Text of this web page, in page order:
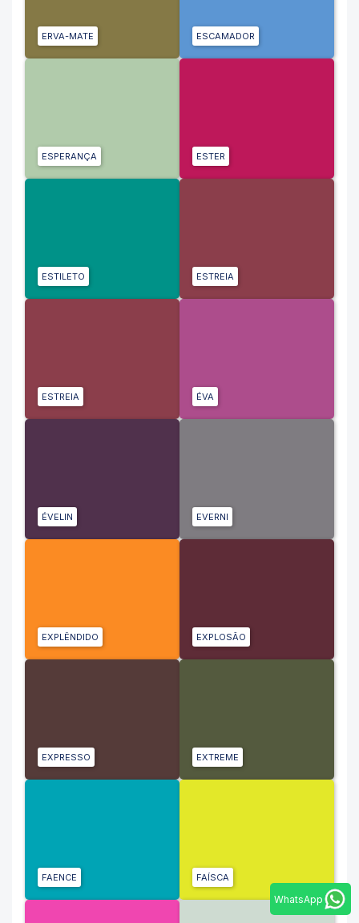
ERVA-MATE ESCAMADOR
ESPERANÇA ESTER
ESTILETO ESTREIA
ESTREIA ÉVA
ÉVELIN EVERNI
EXPLÊNDIDO EXPLOSÃO
EXPRESSO EXTREME
FAENCE FAÍSCA
WhatsApp